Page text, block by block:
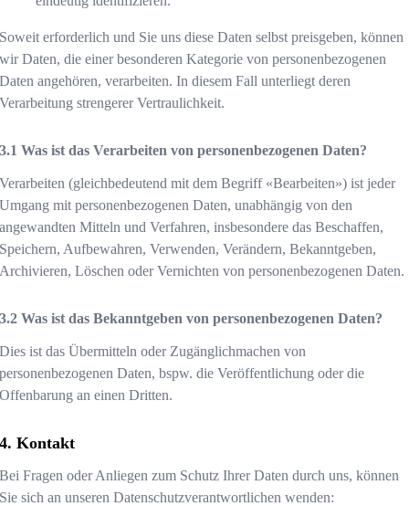
Soweit erforderlich und Sie uns diese Daten selbst preisgeben, können
wir Daten, die einer besonderen Kategorie von personenbezogenen
Daten angehören, verarbeiten. In diesem Fall unterliegt deren
Verarbeitung strengerer Vertraulichkeit.
Was ist das Verarbeiten von personenbezogenen Daten?
Verarbeiten (gleichbedeutend mit dem Begriff «Bearbeiten») ist jeder
Umgang mit personenbezogenen Daten, unabhängig von den
angewandten Mitteln und Verfahren, insbesondere das Beschaffen,
Speichern, Aufbewahren, Verwenden, Verändern, Bekanntgeben,
Archivieren, Löschen oder Vernichten von personenbezogenen Daten.
Was ist das Bekanntgeben von personenbezogenen Daten?
Dies ist das Übermitteln oder Zugänglichmachen von
personenbezogenen Daten, bspw. die Veröffentlichung oder die
Offenbarung an einen Dritten.
Kontakt
Bei Fragen oder Anliegen zum Schutz Ihrer Daten durch uns, können
Sie sich an unseren Datenschutzverantwortlichen wenden: